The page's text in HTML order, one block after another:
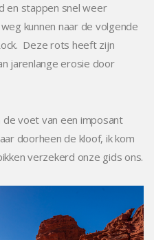
en stappen snel weer
kunnen naar de volgende
Deze rots heeft zijn
jarenlange erosie door
voet van een imposant
doorheen de kloof, ik kom
verzekerd onze gids ons.